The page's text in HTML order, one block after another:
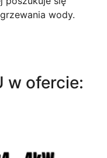
wody.
w ofercie: